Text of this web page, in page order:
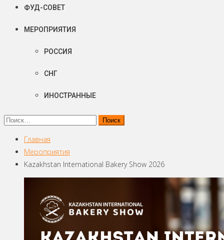
ФУД-СОВЕТ
МЕРОПРИЯТИЯ
РОССИЯ
СНГ
ИНОСТРАННЫЕ
Найти:
Главная
Мероприятия
Kazakhstan International Bakery Show 2026